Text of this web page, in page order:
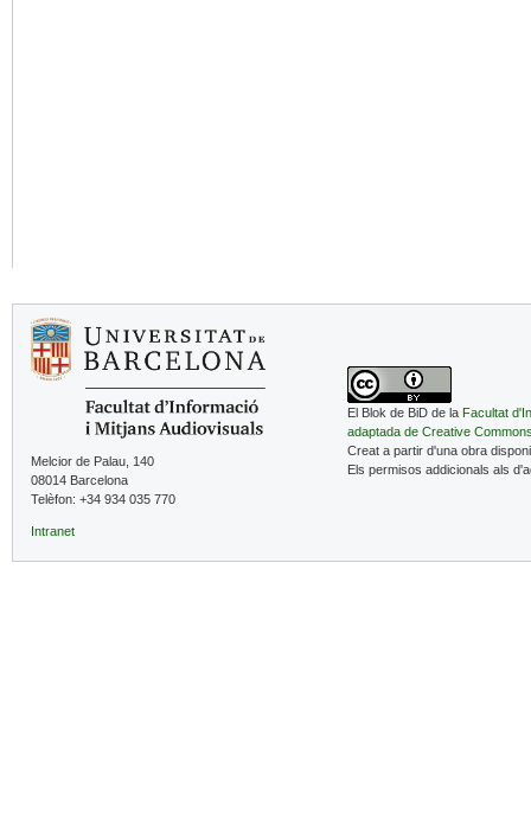
Melcior de Palau, 140
08014 Barcelona
Telèfon: +34 934 035 770
Intranet
El Blok de BiD de la Facultat
adaptada de Creative
Creat a partir d'una obra
Els permisos addicionals als